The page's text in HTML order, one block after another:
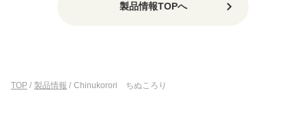
製品情報TOPへ
TOP / 製品情報 / Chinukorori ちぬころり